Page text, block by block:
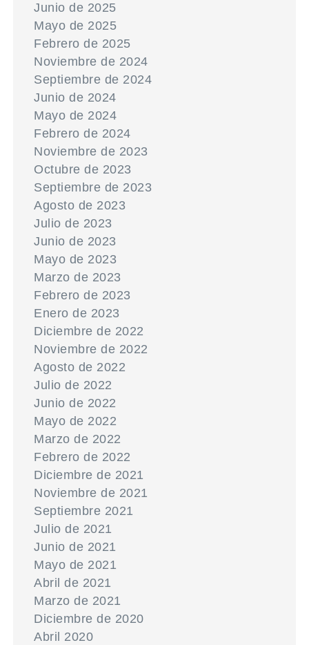
Junio de 2025
Mayo de 2025
Febrero de 2025
Noviembre de 2024
Septiembre de 2024
Junio de 2024
Mayo de 2024
Febrero de 2024
Noviembre de 2023
Octubre de 2023
Septiembre de 2023
Agosto de 2023
Julio de 2023
Junio de 2023
Mayo de 2023
Marzo de 2023
Febrero de 2023
Enero de 2023
Diciembre de 2022
Noviembre de 2022
Agosto de 2022
Julio de 2022
Junio de 2022
Mayo de 2022
Marzo de 2022
Febrero de 2022
Diciembre de 2021
Noviembre de 2021
Septiembre 2021
Julio de 2021
Junio de 2021
Mayo de 2021
Abril de 2021
Marzo de 2021
Diciembre de 2020
Abril 2020